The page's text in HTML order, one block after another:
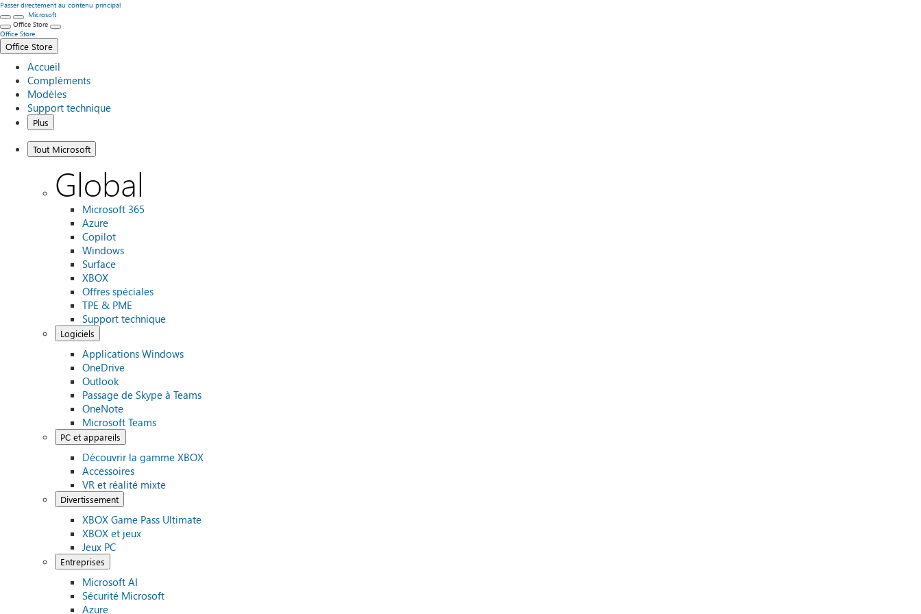
Passer directement au contenu principal
Microsoft
Office Store
Office Store
Office Store
Accueil
Compléments
Modèles
Support technique
Plus
Tout Microsoft
Global
Microsoft 365
Azure
Copilot
Windows
Surface
XBOX
Offres spéciales
TPE & PME
Support technique
Logiciels
Applications Windows
OneDrive
Outlook
Passage de Skype à Teams
OneNote
Microsoft Teams
PC et appareils
Découvrir la gamme XBOX
Accessoires
VR et réalité mixte
Divertissement
XBOX Game Pass Ultimate
XBOX et jeux
Jeux PC
Entreprises
Microsoft AI
Sécurité Microsoft
Azure